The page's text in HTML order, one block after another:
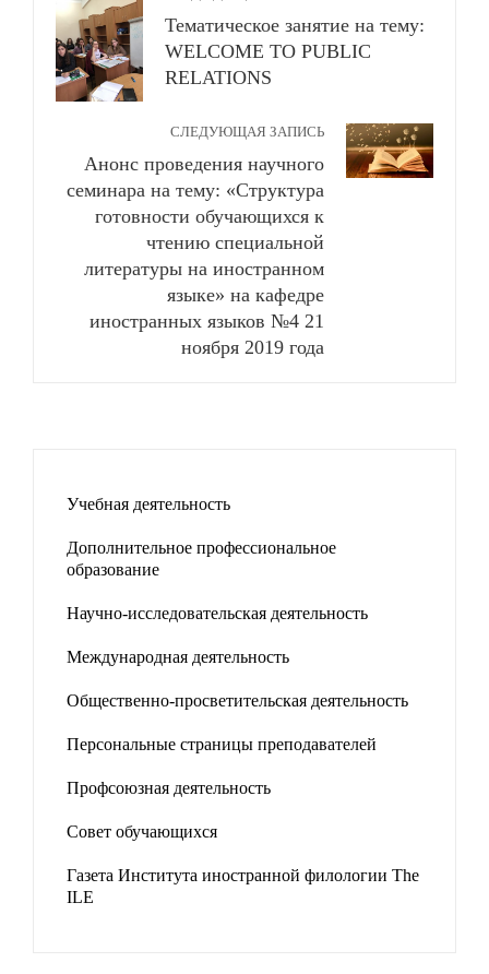
Тематическое занятие на тему:
WELCOME TO PUBLIC
RELATIONS
СЛЕДУЮЩАЯ ЗАПИСЬ
Анонс проведения научного
семинара на тему: «Структура
готовности обучающихся к
чтению специальной
литературы на иностранном
языке» на кафедре
иностранных языков №4 21
ноября 2019 года
Учебная деятельность
Дополнительное профессиональное
образование
Научно-исследовательская деятельность
Международная деятельность
Общественно-просветительская деятельность
Персональные страницы преподавателей
Профсоюзная деятельность
Совет обучающихся
Газета Института иностранной филологии The
ILE